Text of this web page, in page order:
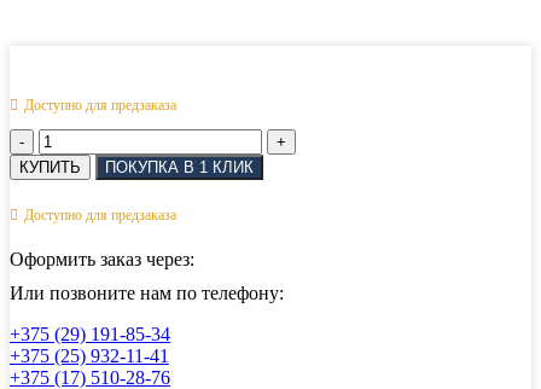
Доступно для предзаказа
Количество
товара
Скоба
кованная
контровкой
пальца
814069
16
мм
КУПИТЬ ПОКУПКА В 1 КЛИК
Доступно для предзаказа
Оформить заказ через:
Или позвоните нам по телефону:
+375 (29) 191-85-34
+375 (25) 932-11-41
+375 (17) 510-28-76